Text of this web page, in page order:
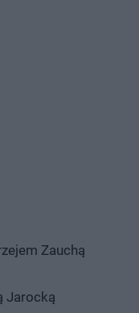
Zauchą
Jarocką